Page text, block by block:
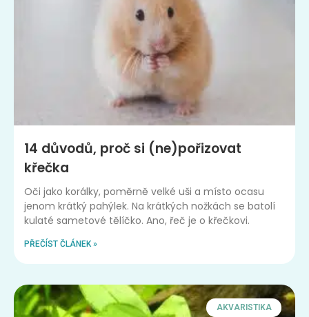
14 důvodů, proč si (ne)pořizovat
křečka
Oči jako korálky, poměrně velké uši a místo ocasu
jenom krátký pahýlek. Na krátkých nožkách se batolí
kulaté sametové tělíčko. Ano, řeč je o křečkovi.
PŘEČÍST ČLÁNEK »
AKVARISTIKA